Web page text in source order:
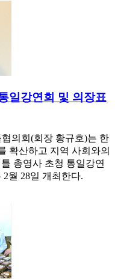
일강연회 및 의장표
의회(회장 황규호)는 한
확산하고 지역 사회와의
총영사 초청 통일강연
월 28일 개최한다.